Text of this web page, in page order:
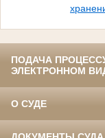
ПОДАЧА
ЭЛЕКТРОННОМ
О СУДЕ